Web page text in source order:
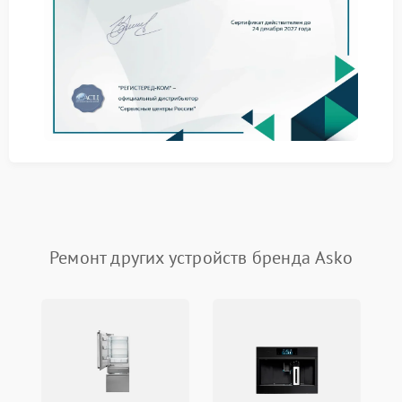
Ремонт Asko требует квалифицированного подхода
и точного соблюдения регламентов. Мы принимаем
сложности поломки и стадии износа компонентов.
Диагностика ключевых модулей и систем
Замена механических и электронных узлов
диагностики. После выявления проблемы
составляется подробная смета. Все действия
Сервис Asko в Нижнем Новгороде сочетает
точность, опыт и высокий уровень организации. Мы
используем современное оборудование и
проверенные расходные материалы, сокращая
Ремонт других устройств бренда Asko